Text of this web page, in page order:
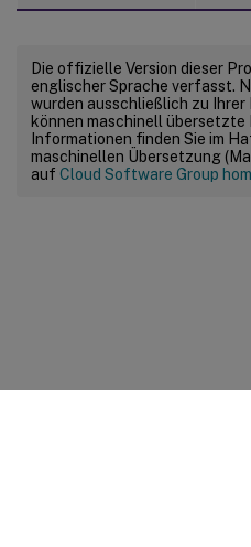
Die offizielle Version dieser
englischer Sprache verfasst.
wurden ausschließlich zu
können maschinell
Informationen finden Sie im
maschinellen Übersetzung
auf Cloud Software Group